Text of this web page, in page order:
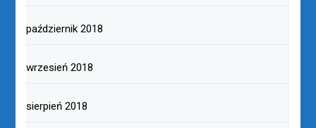
październik 2018
wrzesień 2018
sierpień 2018